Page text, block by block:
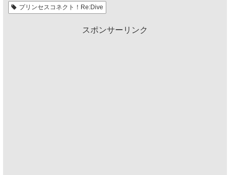
プリンセスコネクト！Re:Dive
スポンサーリンク